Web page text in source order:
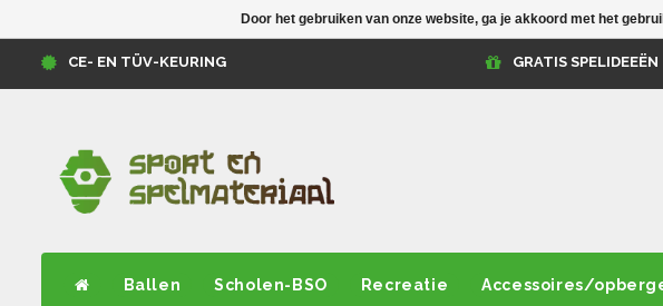
CE- EN TÜV-KEURING GRATIS SPELIDEEËN
Ballen Scholen-BSO Recreatie Accessoires/
Door het gebruiken van onze website, ga je akkoord met het